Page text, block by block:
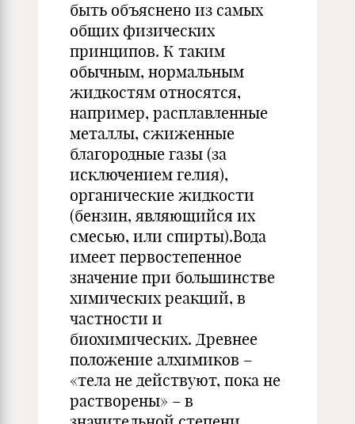
быть объяснено из самых
общих физических
принципов. К таким
обычным, нормальным
жидкостям относятся,
например, расплавленные
металлы, сжиженные
благородные газы (за
исключением гелия),
органические жидкости
(бензин, являющийся их
смесью, или спирты).Вода
имеет первостепенное
значение при большинстве
химических реакций, в
частности и
биохимических. Древнее
положение алхимиков –
«тела не действуют, пока не
растворены» – в